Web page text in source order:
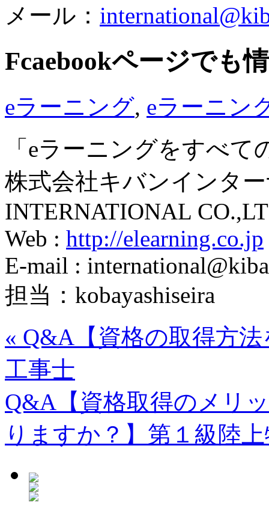
メール：
Fcaebookページでも
eラーニング, eラーニン
「eラーニングをすべて
株式会社キバンインタ
INTERNATIONAL
Web : http://elearning.co.jp
E-mail :
担当：kobayashiseira
« Q&A【資格の取得方
工事士
Q&A【資格取得のメリ
りますか？】第１級陸